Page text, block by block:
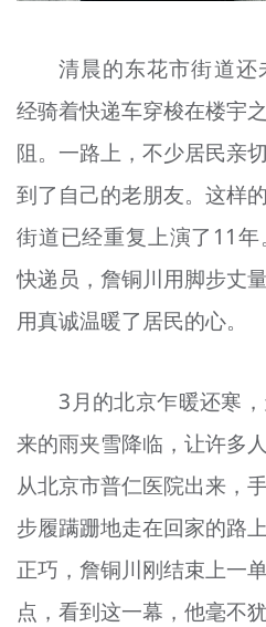
资料库清晨的东花市街道
经骑着快递车穿梭在楼宇
阻。一路上，不少居民亲
到了自己的老朋友。这样
街道已经重复上演了11
快递员，詹铜川用脚步丈
用真诚温暖了居民的心。
3月的北京乍暖还寒
来的雨夹雪降临，让许多
从北京市普仁医院出来，
步履蹒跚地走在回家的路
正巧，詹铜川刚结束上一
点，看到这一幕，他毫不